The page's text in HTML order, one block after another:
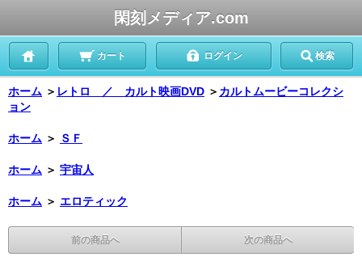
閑刻メディア.com
カート ログイン 検索
ホーム ＞ レトロ ／ カルト映画DVD ＞ カルトムービーコレクシ
ョン
ホーム ＞ ＳＦ
ホーム ＞ 宇宙人
ホーム ＞ エロティック
前の商品へ 次の商品へ